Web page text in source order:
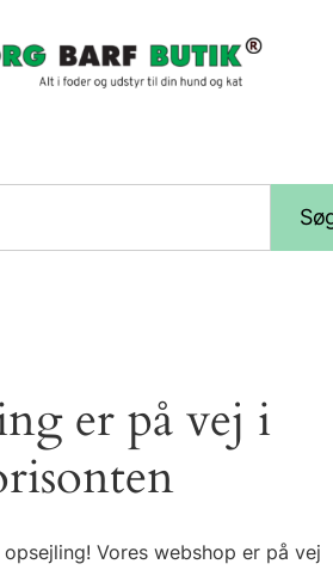
er på vej i
Vores webshop er på vej